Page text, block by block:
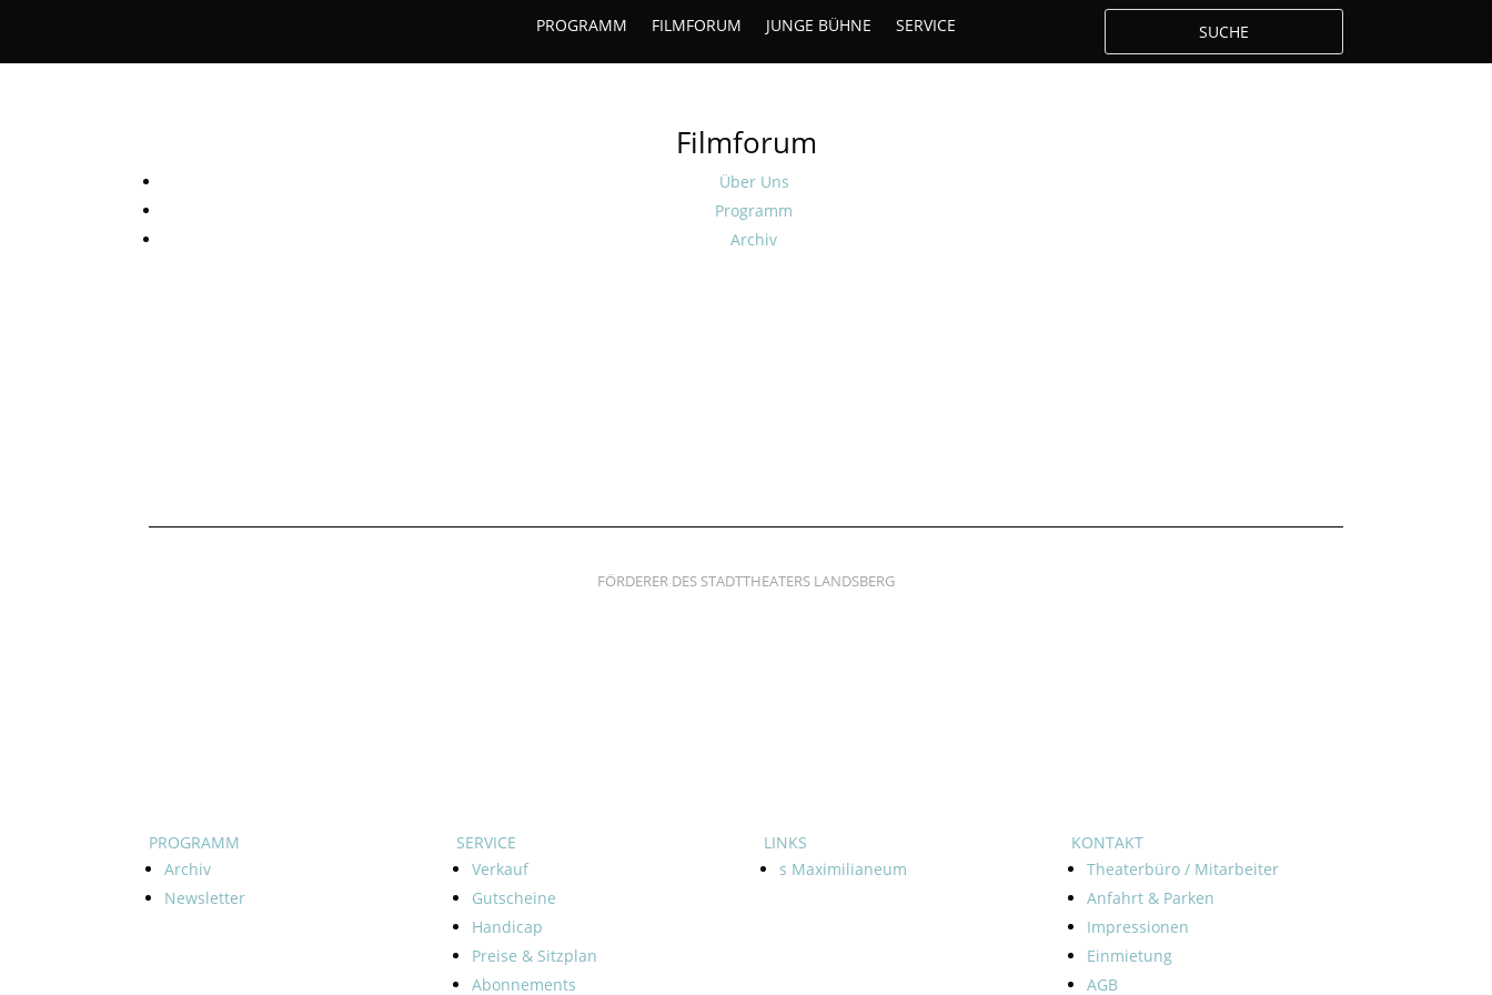
PROGRAMM FILMFORUM JUNGE BÜHNE SERVICE
Filmforum
Über Uns
Programm
Archiv
FÖRDERER DES STADTTHEATERS LANDSBERG
PROGRAMM
Archiv
Newsletter
SERVICE
Verkauf
Gutscheine
Handicap
Preise & Sitzplan
Abonnements
LINKS
s Maximilianeum
KONTAKT
Theaterbüro / Mitarbeiter
Anfahrt & Parken
Impressionen
Einmietung
AGB